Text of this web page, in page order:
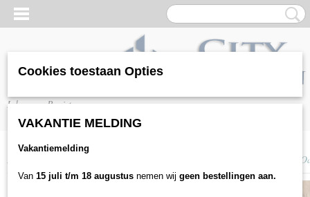
Inloggen Registreren
Home Saffier Estrada - ES533 Chicago
Cookies toestaan Opties
VAKANTIE MELDING
Vakantiemelding
Van 15 juli t/m 18 augustus nemen wij geen bestellingen aan.